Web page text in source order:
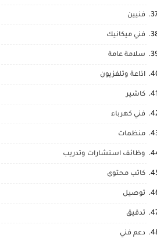
فنيين
فني ميكانيك
سلامة عامة
اذاعة وتلفزيون
كاشير
فني كهرباء
منظمات
وظائف استشارات وتدريب
كاتب محتوى
توصيل
تدقيق
دعم فني